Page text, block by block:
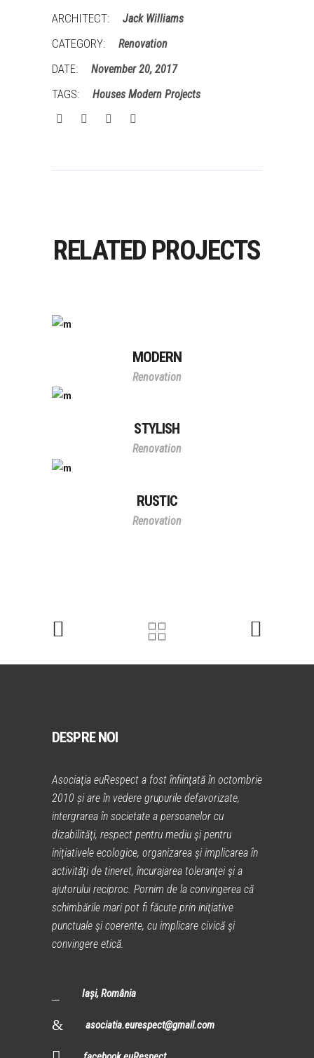
ARCHITECT: Jack Williams
CATEGORY: Renovation
DATE: November 20, 2017
TAGS: Houses Modern Projects
RELATED PROJECTS
MODERN
Renovation
STYLISH
Renovation
RUSTIC
Renovation
DESPRE NOI
Asociaţia euRespect a fost înfiinţată în octombrie
2010 și are în vedere grupurile defavorizate,
intergrarea în societate a persoanelor cu
dizabilităţi, respect pentru mediu şi pentru
iniţiativele ecologice, organizarea şi implicarea în
activităţi de tineret, încurajarea toleranţei şi a
ajutorului reciproc. Pornim de la convingerea că
schimbările mari pot fi făcute prin iniţiative
punctuale şi coerente, cu implicare civică şi
convingere etică.
Iași, România
asociatia.eurespect@gmail.com